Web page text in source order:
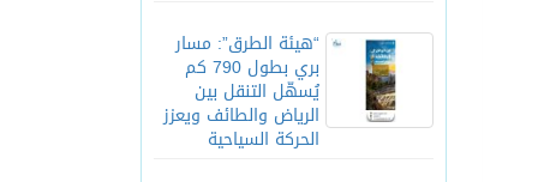
“هيئة الطرق”: مسار
بري بطول 790 كم
يُسهّل التنقل بين
الرياض والطائف ويعزز
الحركة السياحية